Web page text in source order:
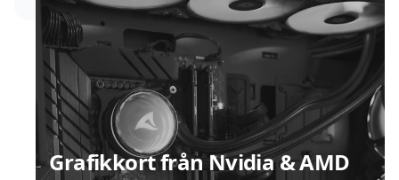
Grafikkort från Nvidia & AMD